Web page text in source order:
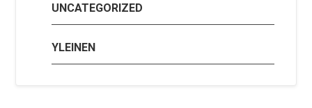
UNCATEGORIZED
YLEINEN